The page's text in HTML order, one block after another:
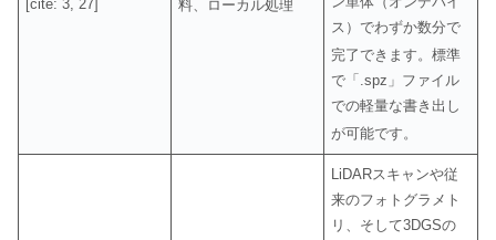
[cite: 3, 27]
料、ローカル処理
ス）でわずか数分で
完了できます。標準
で「.spz」ファイル
での軽量な書き出し
が可能です。
LiDARスキャンや従
来のフォトグラメト
リ、そして3DGSの